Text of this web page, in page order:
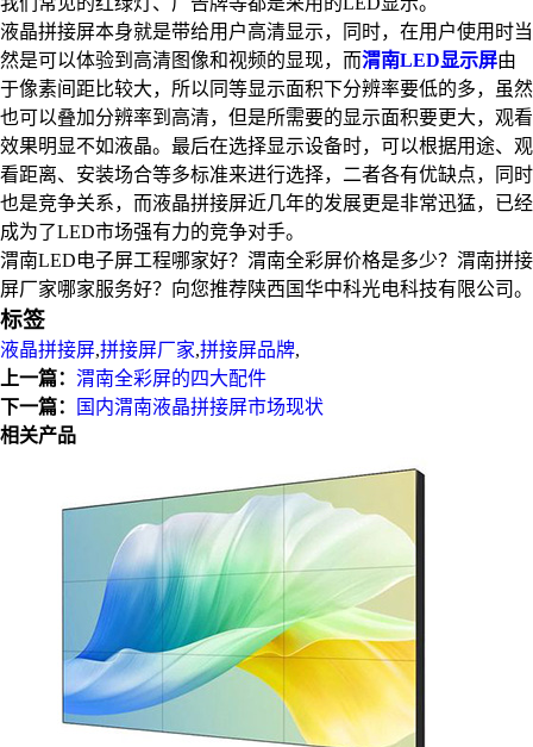
液晶拼接屏本身就是带给用户高清显示，同时，在用户使用时当
然是可以体验到高清图像和视频的显现，而渭南LED显示屏由
于像素间距比较大，所以同等显示面积下分辨率要低的多，虽然
也可以叠加分辨率到高清，但是所需要的显示面积要更大，观看
效果明显不如液晶。最后在选择显示设备时，可以根据用途、观
看距离、安装场合等多标准来进行选择，二者各有优缺点，同时
也是竞争关系，而液晶拼接屏近几年的发展更是非常迅猛，已经
成为了LED市场强有力的竞争对手。
渭南LED电子屏工程哪家好？渭南全彩屏价格是多少？渭南拼接
屏厂家哪家服务好？向您推荐陕西国华中科光电科技有限公司。
标签
液晶拼接屏,拼接屏厂家,拼接屏品牌,
上一篇： 渭南全彩屏的四大配件
下一篇：
国内渭南液晶拼接屏市场现状
相关产品